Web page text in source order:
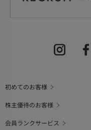
初めてのお客様
株主優待のお客様
会員ランクサービス